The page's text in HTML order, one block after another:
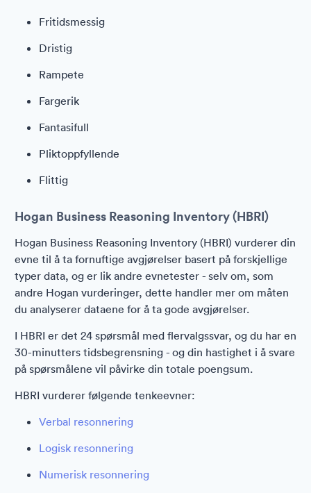
Fritidsmessig
Dristig
Rampete
Fargerik
Fantasifull
Pliktoppfyllende
Flittig
Hogan Business Reasoning Inventory (HBRI)
Hogan Business Reasoning Inventory (HBRI) vurderer din
evne til å ta fornuftige avgjørelser basert på forskjellige
typer data, og er lik andre evnetester - selv om, som
andre Hogan vurderinger, dette handler mer om måten
du analyserer dataene for å ta gode avgjørelser.
I HBRI er det 24 spørsmål med flervalgssvar, og du har en
30-minutters tidsbegrensning - og din hastighet i å svare
på spørsmålene vil påvirke din totale poengsum.
HBRI vurderer følgende tenkeevner:
Verbal resonnering
Logisk resonnering
Numerisk resonnering